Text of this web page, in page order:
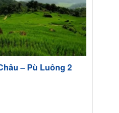
– Pù Luông 2